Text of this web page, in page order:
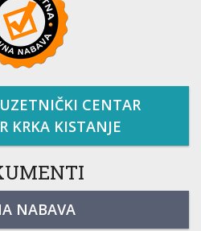
CENTAR
KRKA KISTANJE
NABAVA